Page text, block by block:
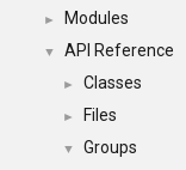
► Modules
▼ API Reference
► Classes
► Files
▼
Groups